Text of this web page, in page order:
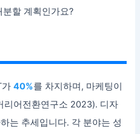
할 계획인가요?
가40%를 차지하며, 마케팅이
리어전환연구소 2023). 디자
는 추세입니다. 각 분야는 성